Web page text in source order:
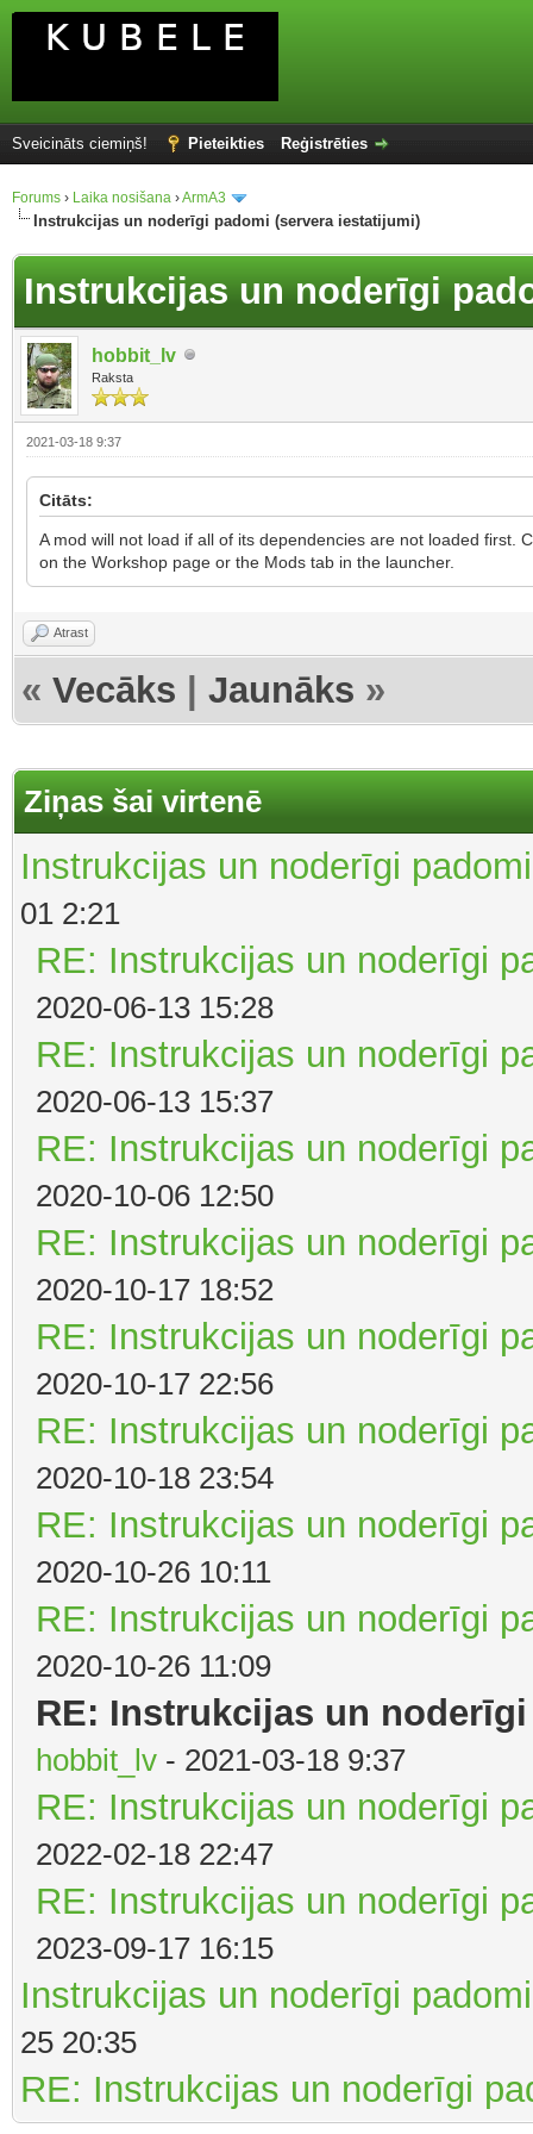
Sveicināts ciemiņš! Pieteikties Reģistrēties
Forums › Laika nosišana ›ArmA3
Instrukcijas un noderīgi padomi (servera iestatijumi)
Instrukcijas un noderīgi
hobbit_lv
Raksta
2021-03-18 9:37
Citāts:
A mod will not load if all of its dependencies are not loaded first.
on the Workshop page or the Mods tab in the launcher.
Atrast
« Vecāks Jaunāks »
Ziņas šai virtenē
Instrukcijas un noderīgi
01 2:21
RE: Instrukcijas un noderīgi
2020-06-13 15:28
RE: Instrukcijas un noderīgi
2020-06-13 15:37
RE: Instrukcijas un noderīgi
2020-10-06 12:50
RE: Instrukcijas un noderīgi
2020-10-17 18:52
RE: Instrukcijas un noderīgi
2020-10-17 22:56
RE: Instrukcijas un noderīgi
2020-10-18 23:54
RE: Instrukcijas un noderīgi
2020-10-26 10:11
RE: Instrukcijas un noderīgi
2020-10-26 11:09
RE: Instrukcijas un
hobbit_lv - 2021-03-18 9:37
RE: Instrukcijas un noderīgi
2022-02-18 22:47
RE: Instrukcijas un noderīgi
2023-09-17 16:15
Instrukcijas un noderīgi
25 20:35
RE: Instrukcijas un noderīgi